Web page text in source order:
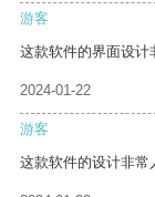
游客
这款软件的界面设计
2024-01-22
游客
这款软件的设计非常